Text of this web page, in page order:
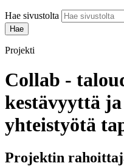
Hae sivustolta
Projekti
Collab -
kestävyyttä
yhteistyötä
Projektin